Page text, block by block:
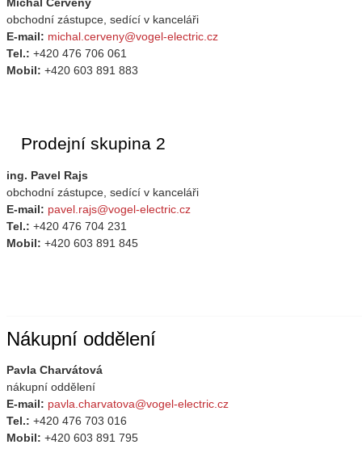
Michal Červený
obchodní zástupce, sedící v kanceláři
E-mail: michal.cerveny@vogel-electric.cz
Tel.: +420 476 706 061
Mobil: +420 603 891 883
Prodejní skupina 2
ing. Pavel Rajs
obchodní zástupce, sedící v kanceláři
E-mail: pavel.rajs@vogel-electric.cz
Tel.: +420 476 704 231
Mobil: +420 603 891 845
Nákupní oddělení
Pavla Charvátová
nákupní oddělení
E-mail: pavla.charvatova@vogel-electric.cz
Tel.: +420 476 703 016
Mobil: +420 603 891 795